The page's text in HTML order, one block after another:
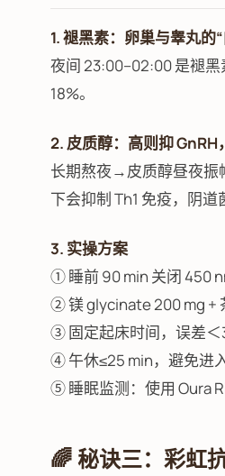
1. 褪黑素：卵巢与睾丸的
夜间 23:00–02:00 是褪黑
18%。
2. 皮质醇：高则抑 GnRH
长期熬夜→皮质醇昼夜振
下会抑制 Th1 免疫，阴道
3. 实操方案
① 睡前 90 min 关闭 450
② 镁 glycinate 200 mg +
③ 固定起床时间，误差＜
④ 午休≤25 min，避免进
⑤ 睡眠监测：使用 Oura
🌈 秘诀三：彩虹